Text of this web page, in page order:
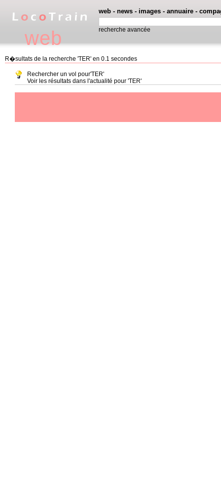
web
web - news - images - annuaire -
recherche avancée
R�sultats de la recherche 'TER' en 0.1 secondes
Rechercher un vol pour'TER'
Voir les résultats dans l'actualité pour 'TER'